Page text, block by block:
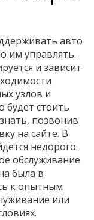
авто
им управлять.
и зависит
узлов и
будет стоить
позвонив
на сайте. В
недорого.
обслуживание
была в
к опытным
или